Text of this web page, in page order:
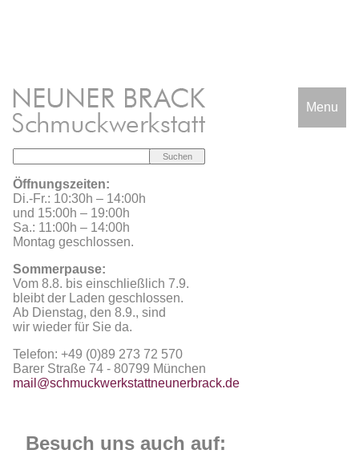
Menu
Öffnungszeiten:
Di.-Fr.: 10:30h – 14:00h
und 15:00h – 19:00h
Sa.: 11:00h – 14:00h
Montag geschlossen.
Sommerpause:
Vom 8.8. bis einschließlich 7.9.
bleibt der Laden geschlossen.
Ab Dienstag, den 8.9., sind
wir wieder für Sie da.
Telefon: +49 (0)89 273 72 570
Barer Straße 74 - 80799 München
mail@schmuckwerkstattneunerbrack.de
Besuch uns auch auf: